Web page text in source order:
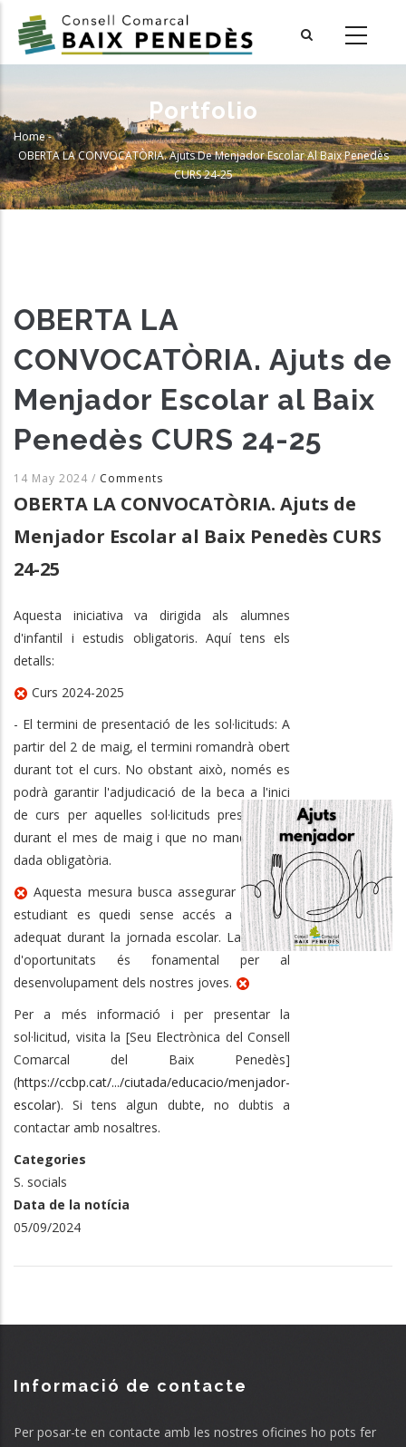
main
Portfolio
Breadcrumb
Home-
OBERTA LA CONVOCATÒRIA. Ajuts De Menjador Escolar Al Baix Penedès
CURS 24-25
OBERTA LA
CONVOCATÒRIA. Ajuts de
Menjador Escolar al Baix
Penedès CURS 24-25
14 May 2024 / Comments
OBERTA LA CONVOCATÒRIA. Ajuts de
Menjador Escolar al Baix Penedès CURS
24-25
Aquesta iniciativa va dirigida als alumnes
d'infantil i estudis obligatoris. Aquí tens els
detalls:
Curs 2024-2025
- El termini de presentació de les sol·licituds: A
partir del 2 de maig, el termini romandrà obert
durant tot el curs. No obstant això, només es
podrà garantir l'adjudicació de la beca a l'inici
de curs per aquelles sol·licituds presentades
durant el mes de maig i que no manquin cap
dada obligatòria.
Aquesta mesura busca assegurar que cap
estudiant es quedi sense accés a un àpat
adequat durant la jornada escolar. La igualtat
d'oportunitats és fonamental per al
desenvolupament dels nostres joves.
Per a més informació i per presentar la
sol·licitud, visita la [Seu Electrònica del Consell
Comarcal del Baix Penedès]
(https://ccbp.cat/.../ciutada/educacio/menjador-
escolar). Si tens algun dubte, no dubtis a
contactar amb nosaltres.
Categories
S. socials
Data de la notícia
05/09/2024
Informació de contacte
Per posar-te en contacte amb les nostres oficines ho pots fer